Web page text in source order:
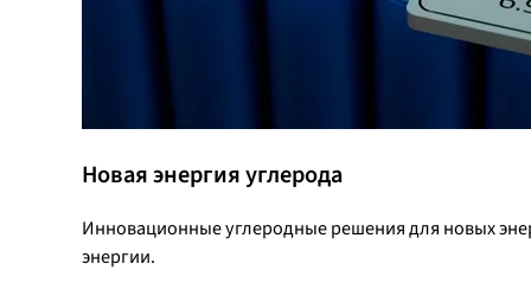
Новая энергия углерода
Инновационные углеродные решения для новых
энергии.